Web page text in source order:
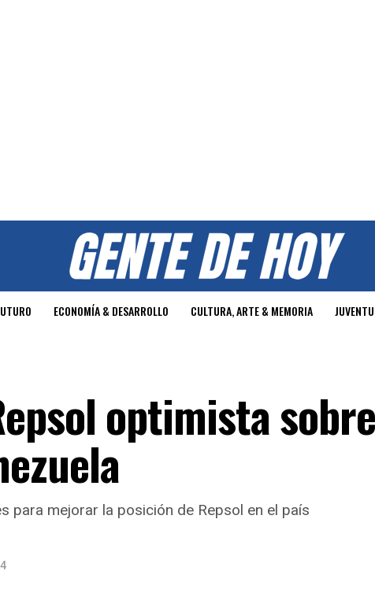
ECONOMÍA & DESARROLLO CULTURA, ARTE & MEMORIA
optimista sobre
para mejorar la posición de Repsol en el país